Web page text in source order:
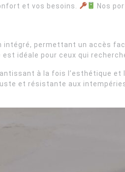
et vos besoins.
Nos
permettant un accès
idéale pour ceux qui
à la fois l’esthétique
et résistante aux